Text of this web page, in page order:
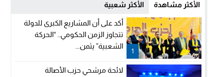
الأكثر مشاهدة الأكثر شعبية
1
أكد على أن المشاريع الكبرى للدولة
تتجاوز الزمن الحكومي.. “الحركة
الشعبية” يثمن...
لائحة مرشحي حزب الأصالة